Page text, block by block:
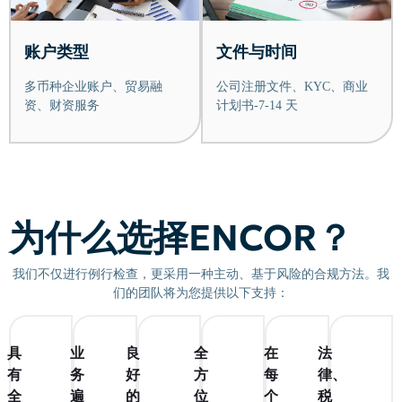
账户类型
多币种企业账户、贸易融
资、财资服务
文件与时间
公司注册文件、KYC、商业
计划书-7-14 天
为什么选择ENCOR？
我们不仅进行例行检查，更采用一种主动、基于风险的合规方法。我
们的团队将为您提供以下支持：
具
有
全
业
务
遍
良
好
的
全
方
位
在
每
个
法
律、
税